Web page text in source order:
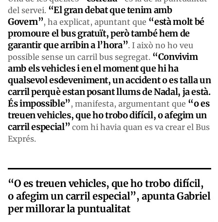
del servei. “El gran debat que tenim amb
Govern”, ha explicat, apuntant que “està molt bé
promoure el bus gratuït, però també hem de
garantir que arribin a l’hora”. I això no ho veu
possible sense un carril bus segregat. “Convivim
amb els vehicles i en el moment que hi ha
qualsevol esdeveniment, un accident o es talla un
carril perquè estan posant llums de Nadal, ja està.
És impossible”, manifesta, argumentant que “o es
treuen vehicles, que ho trobo difícil, o afegim un
carril especial” com hi havia quan es va crear el Bus
Exprés.
“O es treuen vehicles, que ho trobo difícil,
o afegim un carril especial”, apunta Gabriel
per millorar la puntualitat